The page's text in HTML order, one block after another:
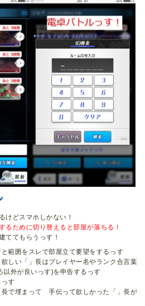
けどスマホしかない！
るために切り替えると部屋が落ちる！
ててもらうっす！
範囲をスレで部屋立て要望をするっす
しい「」長はプレイヤー名やランク合言葉
以外が良いっす)を申告するっす
す
長で埋まって 手伝って欲しかった「」長が